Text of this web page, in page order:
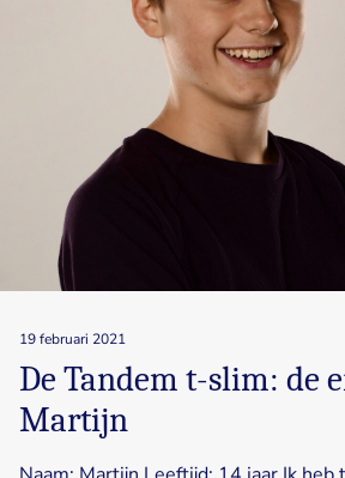
19 februari 2021
De Tandem t-slim: de
Martijn